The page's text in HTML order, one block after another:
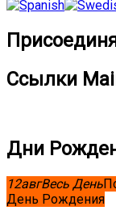
Ссылки
Дни
12авгВесь День
День Рождения